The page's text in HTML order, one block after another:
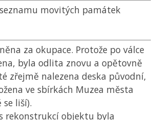
movitých památek
za okupace. Protože po válce
byla odlita znovu a opětovně
zřejmě nalezena deska původní,
ve sbírkách Muzea města
liší).
rekonstrukcí objektu byla